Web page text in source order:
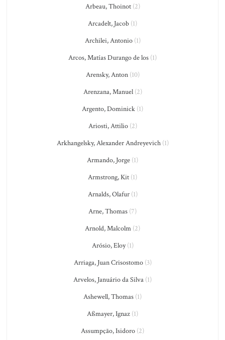
Arbeau, Thoinot(2)
Arcadelt, Jacob (1)
Archilei, Antonio(1)
Arcos, Matías Durango de los (1)
Arensky, Anton(10)
Arenzana, Manuel(2)
Argento, Dominick (1)
Ariosti, Attilio(2)
Arkhangelsky, Alexander Andreyevich(1)
Armando, Jorge (1)
Armstrong, Kit (1)
Arnalds, Olafur(1)
Arne, Thomas (7)
Arnold, Malcolm (2)
Arósio, Eloy(1)
Arriaga, Juan Crisostomo(3)
Arvelos, Januário da Silva (1)
Ashewell, Thomas (1)
Aßmayer, Ignaz (1)
Assumpção, Isidoro (2)